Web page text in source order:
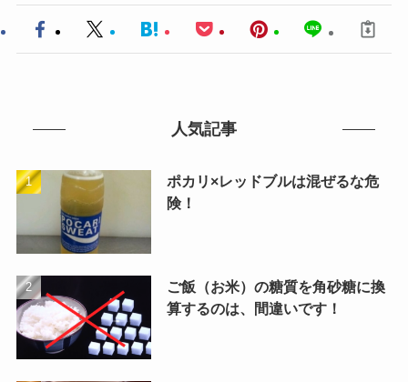
人気記事
ポカリ×レッドブルは混ぜるな危
険！
ご飯（お米）の糖質を角砂糖に換
算するのは、間違いです！